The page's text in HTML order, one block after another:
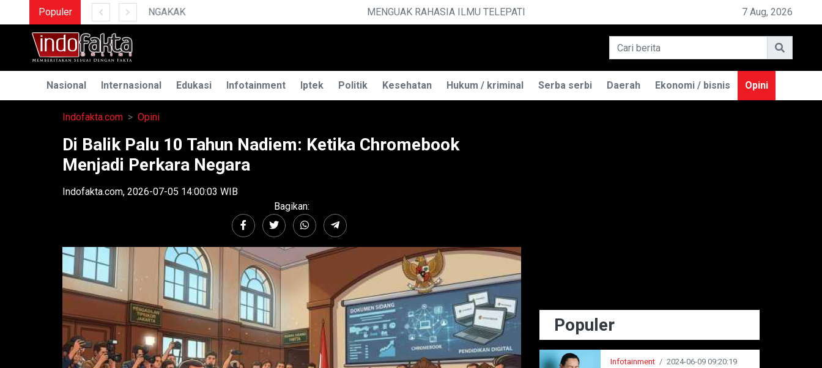
Populer MENGUAK RAHASIA ILMU TELEPATI PEMILIK BASO ENGGAL MALANG DIGUGAT DI PN BANDUNG
7 Aug, 2026
Nasional Internasional Edukasi Infotainment Iptek Politik Kesehatan Hukum / kriminal Serba serbi Daerah Ekonomi / bisnis Opini
Indofakta.com Opini
Di Balik Palu 10 Tahun Nadiem: Ketika Chromebook
Menjadi Perkara Negara
Indofakta.com, 2026-07-05 14:00:03 WIB
Bagikan:
Populer
Infotainment / 2024-06-09 09:20:19